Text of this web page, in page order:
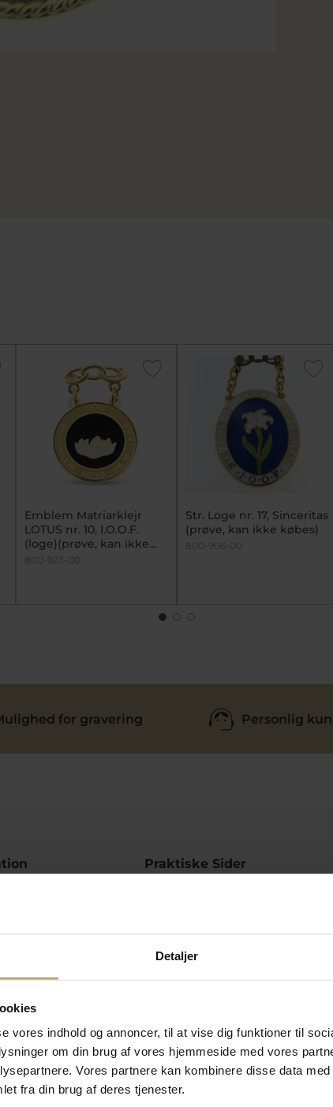
Detaljer
vores indhold og annoncer, til at vise dig funktioner til
om din brug af vores hjemmeside med vores
Vores partnere kan kombinere disse data
fra din brug af deres tjenester.
Emblem Matriarklejr
LOTUS nr. 10, I.O.O.F.
(loge)(prøve, kan ikke
købes)
800-923-00
Str. Loge nr. 17, Sinceritas
(prøve, kan ikke købes)
800-906-00
for gravering Personlig
Praktiske Sider
Gravering
Hent returseddel
Følg Os